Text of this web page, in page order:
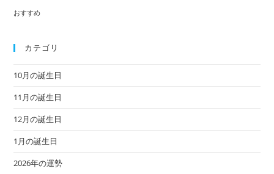
おすすめ
カテゴリ
10月の誕生日
11月の誕生日
12月の誕生日
1月の誕生日
2026年の運勢